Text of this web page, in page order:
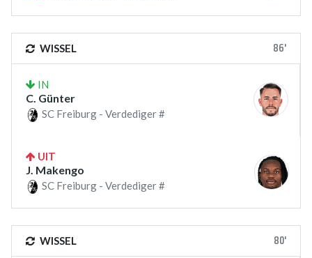
WISSEL 86'
IN
C. Günter
SC Freiburg - Verdediger #
UIT
J. Makengo
SC Freiburg - Verdediger #
WISSEL 80'